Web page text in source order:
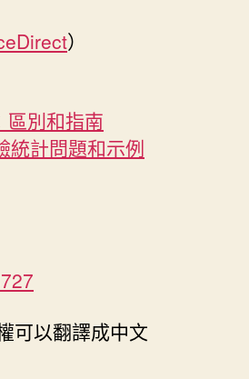
）
區別和指南
統計問題和示例
可以翻譯成中文